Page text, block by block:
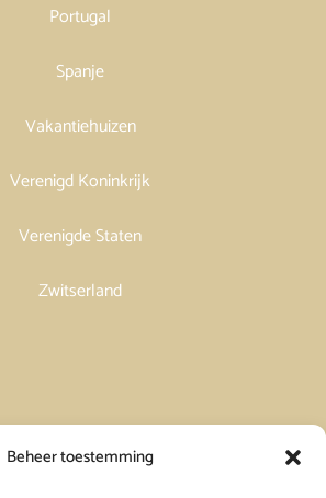
Beheer toestemming
Portugal
Spanje
Vakantiehuizen
Verenigd Koninkrijk
Verenigde Staten
Zwitserland